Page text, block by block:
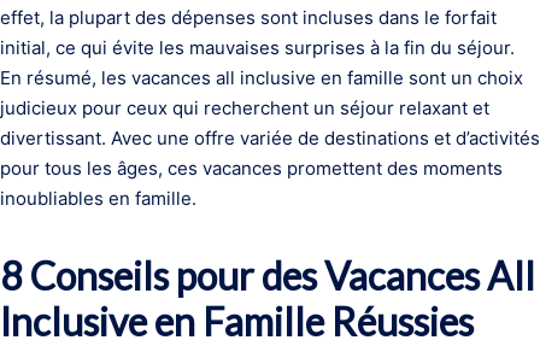
effet, la plupart des dépenses sont incluses dans le forfait
initial, ce qui évite les mauvaises surprises à la fin du séjour.
En résumé, les vacances all inclusive en famille sont un choix
judicieux pour ceux qui recherchent un séjour relaxant et
divertissant. Avec une offre variée de destinations et d’activités
pour tous les âges, ces vacances promettent des moments
inoubliables en famille.
8 Conseils pour des Vacances All
Inclusive en Famille Réussies